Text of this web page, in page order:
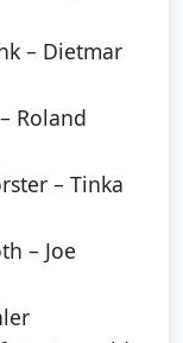
– Dietmar
Roland
– Tinka
– Joe